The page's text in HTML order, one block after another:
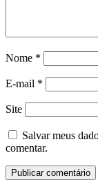
Nome *
E-mail *
Site
Salvar meus
comentar.